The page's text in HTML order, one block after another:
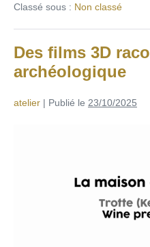
Classé sous : Non classé
Des films 3D
archéologique
atelier | Publié le 23/10/2025